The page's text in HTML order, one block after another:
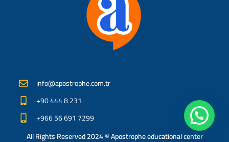
info@apostrophe.com.tr
+90 444 8 231
+966 56 691 7299
All Rights Reserved 2024 © Apostrophe educational center